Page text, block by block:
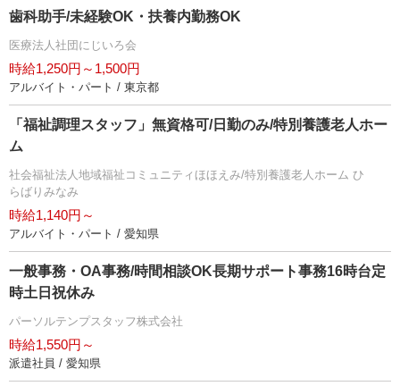
歯科助手/未経験OK・扶養内勤務OK
医療法人社団にじいろ会
時給1,250円～1,500円
アルバイト・パート / 東京都
「福祉調理スタッフ」無資格可/日勤のみ/特別養護老人ホー
ム
社会福祉法人地域福祉コミュニティほほえみ/特別養護老人ホーム ひ
らばりみなみ
時給1,140円～
アルバイト・パート / 愛知県
一般事務・OA事務/時間相談OK長期サポート事務16時台定
時土日祝休み
パーソルテンプスタッフ株式会社
時給1,550円～
派遣社員 / 愛知県